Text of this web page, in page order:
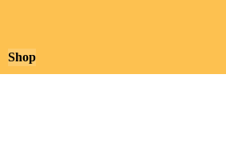
Shop